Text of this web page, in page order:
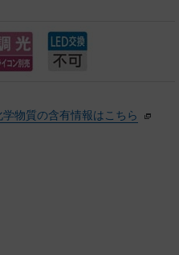
物質の含有情報はこちら